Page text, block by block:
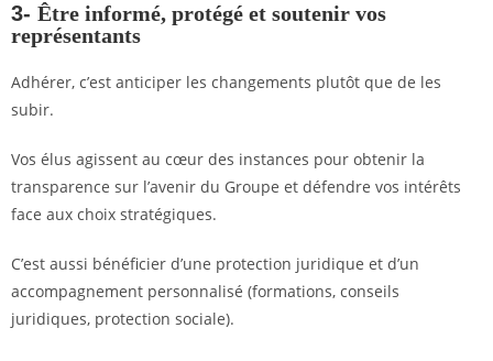
3- Être informé, protégé et soutenir vos
représentants
Adhérer, c’est anticiper les changements plutôt que de les
subir.
Vos élus agissent au cœur des instances pour obtenir la
transparence sur l’avenir du Groupe et défendre vos intérêts
face aux choix stratégiques.
C’est aussi bénéficier d’une protection juridique et d’un
accompagnement personnalisé (formations, conseils
juridiques, protection sociale).